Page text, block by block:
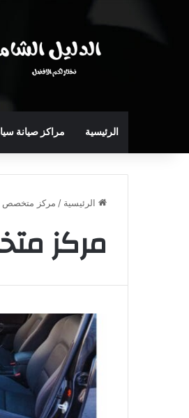
الرئيسية مراكز صيانة
الرئيسية / مركز متخصص
مركز